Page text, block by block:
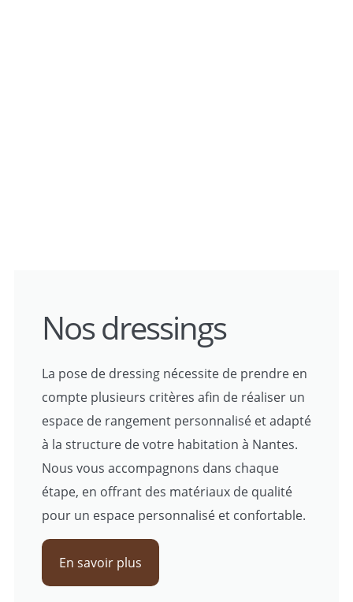
Nos dressings
La pose de dressing nécessite de prendre en
compte plusieurs critères afin de réaliser un
espace de rangement personnalisé et adapté
à la structure de votre habitation à Nantes.
Nous vous accompagnons dans chaque
étape, en offrant des matériaux de qualité
pour un espace personnalisé et confortable.
En savoir plus